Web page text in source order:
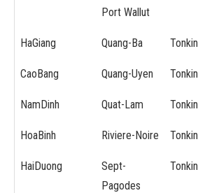
Port Wallut
HaGiang Quang-Ba Tonkin
CaoBang Quang-Uyen Tonkin
NamDinh Quat-Lam Tonkin
HoaBinh Riviere-Noire Tonkin
HaiDuong
Sept-
Pagodes
Tonkin